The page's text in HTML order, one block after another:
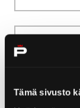
Tämä sivusto